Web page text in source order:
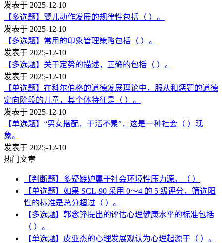
发表于 2025-12-10
【多选题】婴儿动作发展的规律性包括（ ）。
发表于 2025-12-10
【多选题】常用的印象管理策略包括（ ）。
发表于 2025-12-10
【多选题】关于定势的描述，正确的包括（ ）。
发表于 2025-12-10
【单选题】在科尔伯格的道德发展理论中，服从和惩罚的道德
定向阶段的儿童，其个体特征是（ ）。
发表于 2025-12-10
【单选题】“男女搭配，干活不累”，这是一种社会（ ）现
象。
发表于 2025-12-10
热门文章
【判断题】多疑嫉妒属于社会环境性压力源。（ ）
【单选题】如果 SCL-90 采用 0～4 的 5 级评分，筛选阳
性的标准是总分超过（ ）。
【多选题】郭念锋提出的评估心理健康水平的标准包括
（ ）。
【单选题】皮亚杰的心理发展观认为心理起源于（ ）。